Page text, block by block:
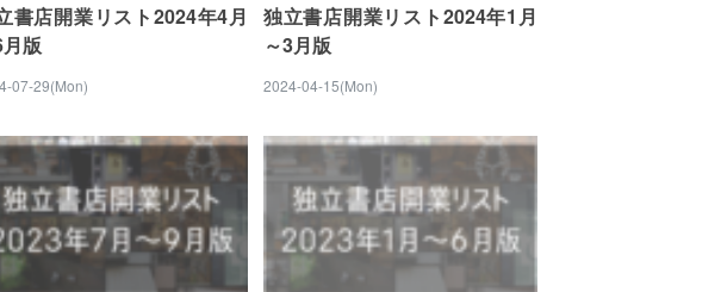
書店開業リスト2024年4月
月版
07-29(Mon)
独立書店開業リスト2024年1月
～3月版
2024-04-15(Mon)